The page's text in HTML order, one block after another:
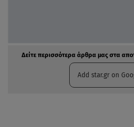
Δείτε περισσότερα άρθρα μας στα
Add star.gr on